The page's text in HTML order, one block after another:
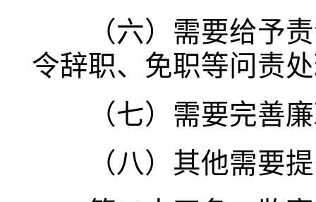
（六）需要给予责
令辞职、免职等问责
（七）需要完善廉
（八）其他需要提